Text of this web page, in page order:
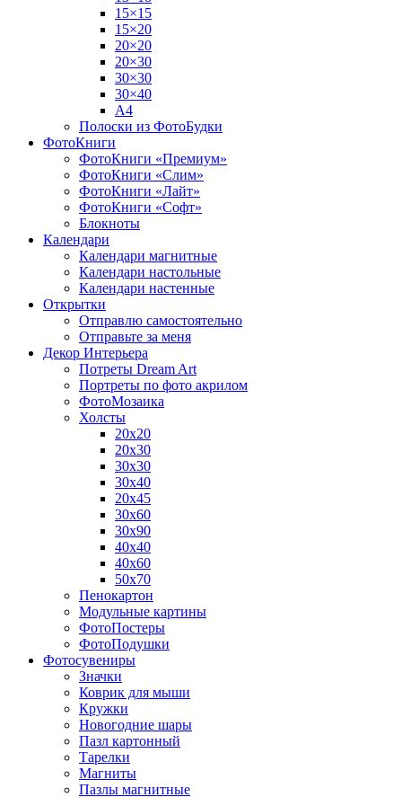
15×15
15×20
20×20
20×30
30×30
30×40
A4
Полоски из ФотоБудки
ФотоКниги
ФотоКниги «Премиум»
ФотоКниги «Слим»
ФотоКниги «Лайт»
ФотоКниги «Софт»
Блокноты
Календари
Календари магнитные
Календари настольные
Календари настенные
Открытки
Отправлю самостоятельно
Отправьте за меня
Декор Интерьера
Потреты Dream Art
Портреты по фото акрилом
ФотоМозаика
Холсты
20х20
20х30
30х30
30х40
20х45
30х60
30х90
40х40
40х60
50х70
Пенокартон
Модульные картины
ФотоПостеры
ФотоПодушки
Фотоcувениры
Значки
Коврик для мыши
Кружки
Новогодние шары
Пазл картонный
Тарелки
Магниты
Пазлы магнитные